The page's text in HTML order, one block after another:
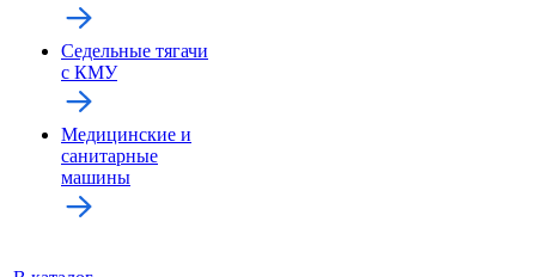
Седельные тягачи
с КМУ
Медицинские и
санитарные
машины